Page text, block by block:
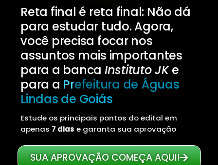
Reta final é reta final: Não dá
para estudar tudo. Agora,
você precisa focar nos
assuntos mais importantes
para a banca Instituto JKe
para a Prefeitura de Águas
Lindas de Goiás
Estude os principais pontos do edital em
apenas 7 dias e garanta sua aprovação
SUA APROVAÇÃO COMEÇA AQUI!